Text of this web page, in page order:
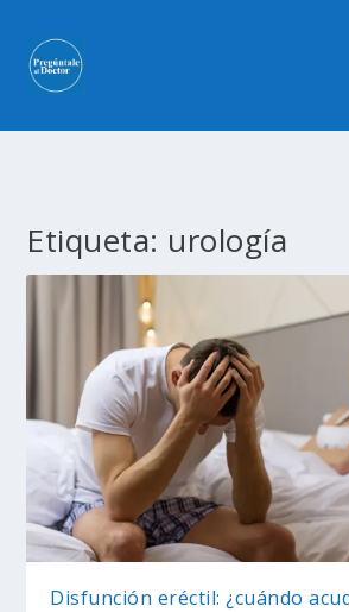
Etiqueta: urología
Disfunción eréctil: ¿cuándo